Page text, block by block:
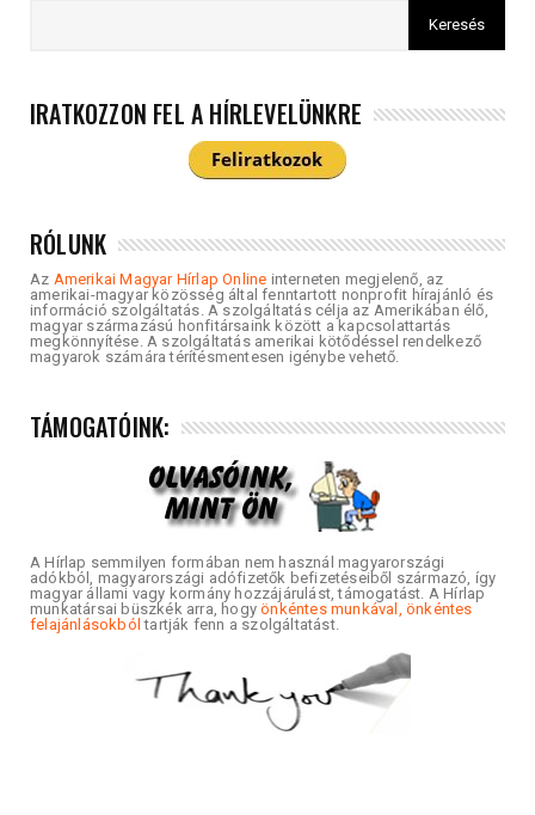
IRATKOZZON FEL A HÍRLEVELÜNKRE
RÓLUNK
Az Amerikai Magyar Hírlap Online interneten megjelenő, az
amerikai-magyar közösség által fenntartott nonprofit hírajánló és
információ szolgáltatás. A szolgáltatás célja az Amerikában élő,
magyar származású honfitársaink között a kapcsolattartás
megkönnyítése. A szolgáltatás amerikai kötődéssel rendelkező
magyarok számára térítésmentesen igénybe vehető.
TÁMOGATÓINK:
A Hírlap semmilyen formában nem használ magyarországi
adókból, magyarországi adófizetők befizetéseiből származó, így
magyar állami vagy kormány hozzájárulást, támogatást. A Hírlap
munkatársai büszkék arra, hogyönkéntes munkával, önkéntes
felajánlásokból tartják fenn a szolgáltatást.